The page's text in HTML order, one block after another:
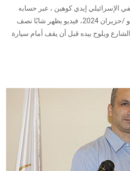
الإسرائيلي إيدي كوهين ، عبر حسابه
على منصة إكس، بتاريخ 12 يونيو /حزيران 2024، فيديو يظهر شابًا نصف
ويلوح بيده قبل أن يقف أمام سيارة